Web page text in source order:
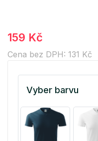
159 Kč
Cena bez DPH: 131 Kč
Vyber barvu